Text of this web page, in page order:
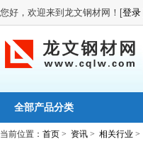
您好，欢迎来到龙文钢材网！[登录
全部产品分类
当前位置： 首页 > 资讯 > 相关行业 >